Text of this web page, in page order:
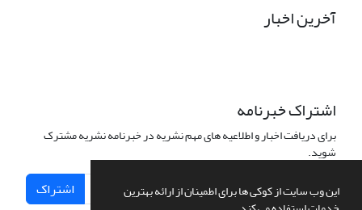
این وب سایت از کوکی ها برای اطمینان از ارائه بهترین
آخرین اخبار
اشتراک خبرنامه
برای دریافت اخبار و اطلاعیه های مهم نشریه در خبرنامه نشریه مشترک
شوید.
اشتراک